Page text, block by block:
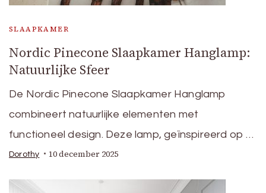
SLAAPKAMER
Nordic Pinecone Slaapkamer Hanglamp:
Natuurlijke Sfeer
De Nordic Pinecone Slaapkamer Hanglamp
combineert natuurlijke elementen met
functioneel design. Deze lamp, geïnspireerd op …
Dorothy 10 december 2025